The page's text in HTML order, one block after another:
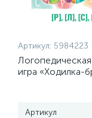
Артикул: 5984223
игра «Ходилка-
Артикул